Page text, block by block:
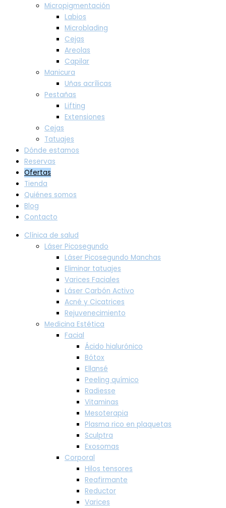
Micropigmentación
Labios
Microblading
Cejas
Areolas
Capilar
Manicura
Uñas acrílicas
Pestañas
Lifting
Extensiones
Cejas
Tatuajes
Dónde estamos
Reservas
Ofertas
Tienda
Quiénes somos
Blog
Contacto
Clínica de salud
Láser Picosegundo
Láser Picosegundo Manchas
Eliminar tatuajes
Varices Faciales
Láser Carbón Activo
Acné y Cicatrices
Rejuvenecimiento
Medicina Estética
Facial
Ácido hialurónico
Bótox
Ellansé
Peeling químico
Radiesse
Vitaminas
Mesoterapia
Plasma rico en plaquetas
Sculptra
Exosomas
Corporal
Hilos tensores
Reafirmante
Reductor
Varices